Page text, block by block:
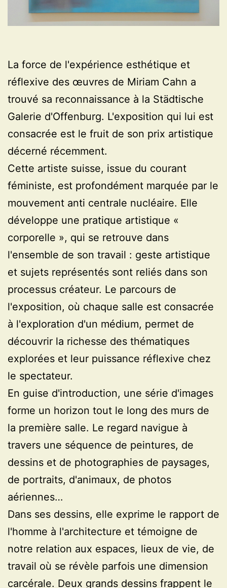
La force de l'expérience esthétique et
réflexive des œuvres de Miriam Cahn a
trouvé sa reconnaissance à la Städtische
Galerie d'Offenburg. L'exposition qui lui est
consacrée est le fruit de son prix artistique
décerné récemment.
Cette artiste suisse, issue du courant
féministe, est profondément marquée par le
mouvement anti centrale nucléaire. Elle
développe une pratique artistique «
corporelle », qui se retrouve dans
l'ensemble de son travail : geste artistique
et sujets représentés sont reliés dans son
processus créateur. Le parcours de
l'exposition, où chaque salle est consacrée
à l'exploration d'un médium, permet de
découvrir la richesse des thématiques
explorées et leur puissance réflexive chez
le spectateur.
En guise d'introduction, une série d'images
forme un horizon tout le long des murs de
la première salle. Le regard navigue à
travers une séquence de peintures, de
dessins et de photographies de paysages,
de portraits, d'animaux, de photos
aériennes…
Dans ses dessins, elle exprime le rapport de
l'homme à l'architecture et témoigne de
notre relation aux espaces, lieux de vie, de
travail où se révèle parfois une dimension
carcérale. Deux grands dessins frappent le